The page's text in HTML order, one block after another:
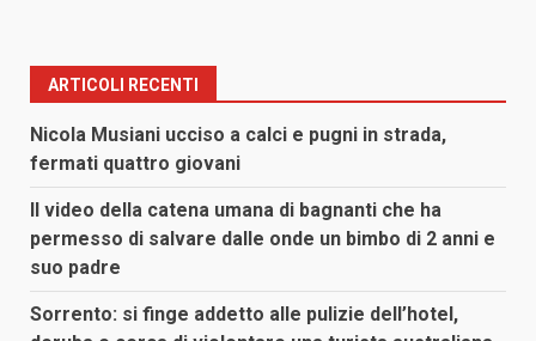
ARTICOLI RECENTI
Nicola Musiani ucciso a calci e pugni in strada,
fermati quattro giovani
Il video della catena umana di bagnanti che ha
permesso di salvare dalle onde un bimbo di 2 anni e
suo padre
Sorrento: si finge addetto alle pulizie dell’hotel,